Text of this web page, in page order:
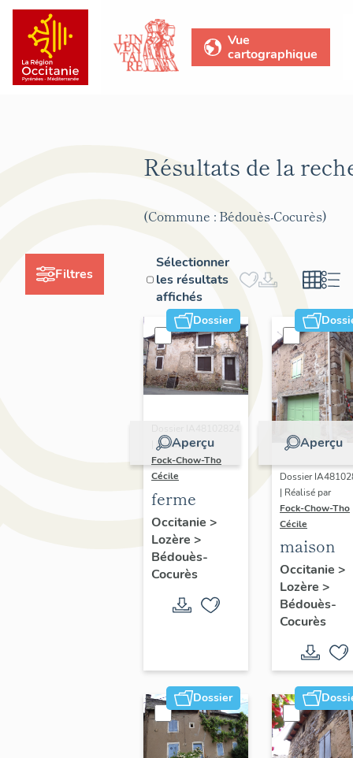
Vue
cartographique
Filtres
Résultats de la
(Commune : Bédouès-Cocurès)
Sélectionner
les résultats
affichés
Dossier
Aperçu
| Réalisé par
Fock-Chow-Tho
Cécile
ferme
Occitanie >
Lozère >
Bédouès-
Cocurès
Aperçu
Dossier
| Réalisé par
Fock-Chow-Tho
Cécile
maison
Occitanie >
Lozère >
Bédouès-
Cocurès
Dossier